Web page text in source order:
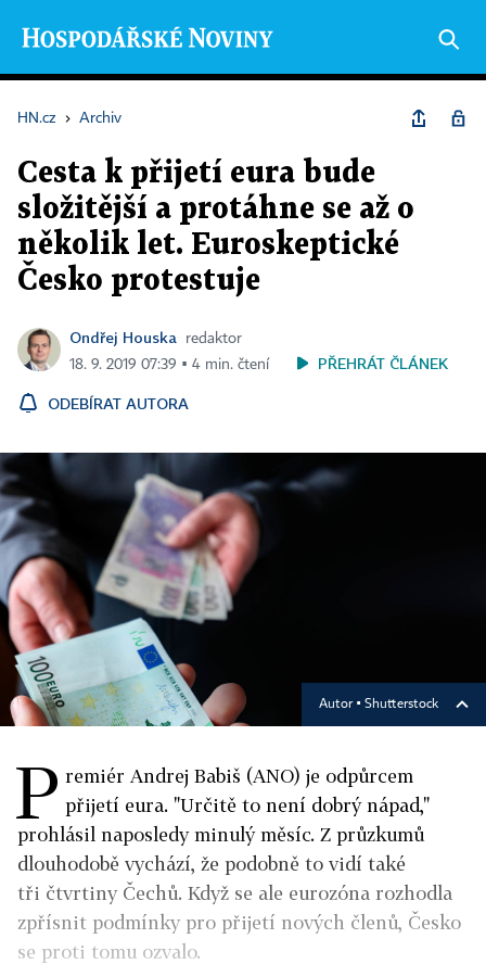
HN.cz › Archiv
Cesta k přijetí eura bude
složitější a protáhne se až o
několik let. Euroskeptické
Česko protestuje
Ondřej Houska
redaktor
18. 9. 2019 07:39 ▪ 4 min. čtení
PŘEHRÁT ČLÁNEK
ODEBÍRAT AUTORA
Autor ▪ Shutterstock
P remiér Andrej Babiš (ANO) je odpůrcem
přijetí eura. "Určitě to není dobrý nápad,"
prohlásil naposledy minulý měsíc. Z průzkumů
dlouhodobě vychází, že podobně to vidí také
tři čtvrtiny Čechů. Když se ale eurozóna rozhodla
zpřísnit podmínky pro přijetí nových členů, Česko
se proti tomu ozvalo.